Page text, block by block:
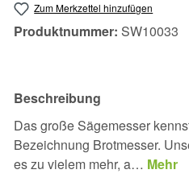
Zum Merkzettel hinzufügen
Produktnummer: SW10033
Beschreibung
Das große Sägemesser
Bezeichnung Brotmesser.
es zu vielem mehr, a… Mehr